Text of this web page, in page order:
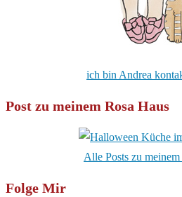
ich bin Andrea
Post zu meinem Rosa Haus
Alle Posts zu
Folge Mir